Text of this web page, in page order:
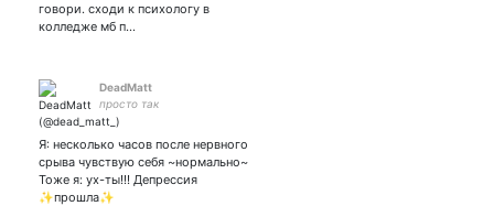
говори. сходи к психологу в
колледже мб п…
DeadMatt
просто так
Я: несколько часов после нервного
срыва чувствую себя ~нормально~
Тоже я: ух-ты!!! Депрессия
✨прошла✨